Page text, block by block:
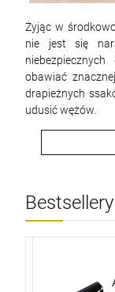
Żyjąc w
nie jest się
obawiać
drapieżnych
udusić wężów.
Bestsellery